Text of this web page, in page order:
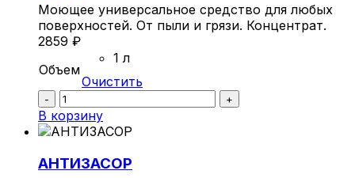
Моющее универсальное средство для любых
поверхностей. От пыли и грязи. Концентрат.
2859 ₽
Объем
1 л
Очистить
Количество
ТОП
ГЛАС
- +
В корзину
АНТИЗАСОР